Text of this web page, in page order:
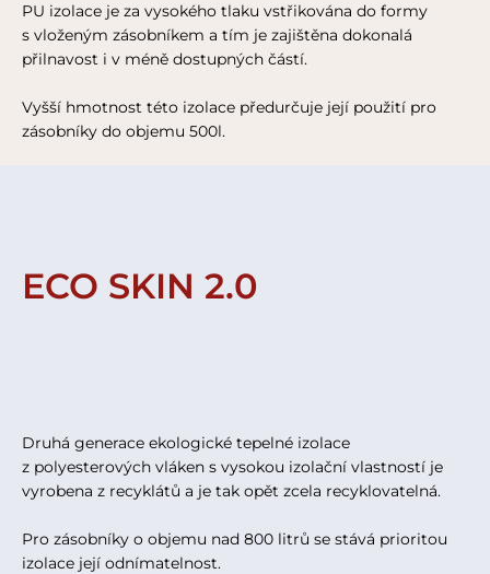
PU izolace je za vysokého tlaku vstřikována do formy
s vloženým zásobníkem a tím je zajištěna dokonalá
přilnavost i v méně dostupných částí.
Vyšší hmotnost této izolace předurčuje její použití pro
zásobníky do objemu 500l.
ECO SKIN 2.0
Druhá generace ekologické tepelné izolace
z polyesterových vláken s vysokou izolační vlastností je
vyrobena z recyklátů a je tak opět zcela recyklovatelná.
Pro zásobníky o objemu nad 800 litrů se stává prioritou
izolace její odnímatelnost.